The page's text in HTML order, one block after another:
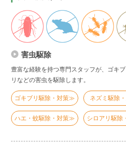
害虫駆除
豊富な経験を持つ専門スタッフが、ゴキ
リなどの害虫を駆除します。
ゴキブリ駆除・対策≫ ネズミ駆除
ハエ・蚊駆除・対策≫ シロアリ駆除